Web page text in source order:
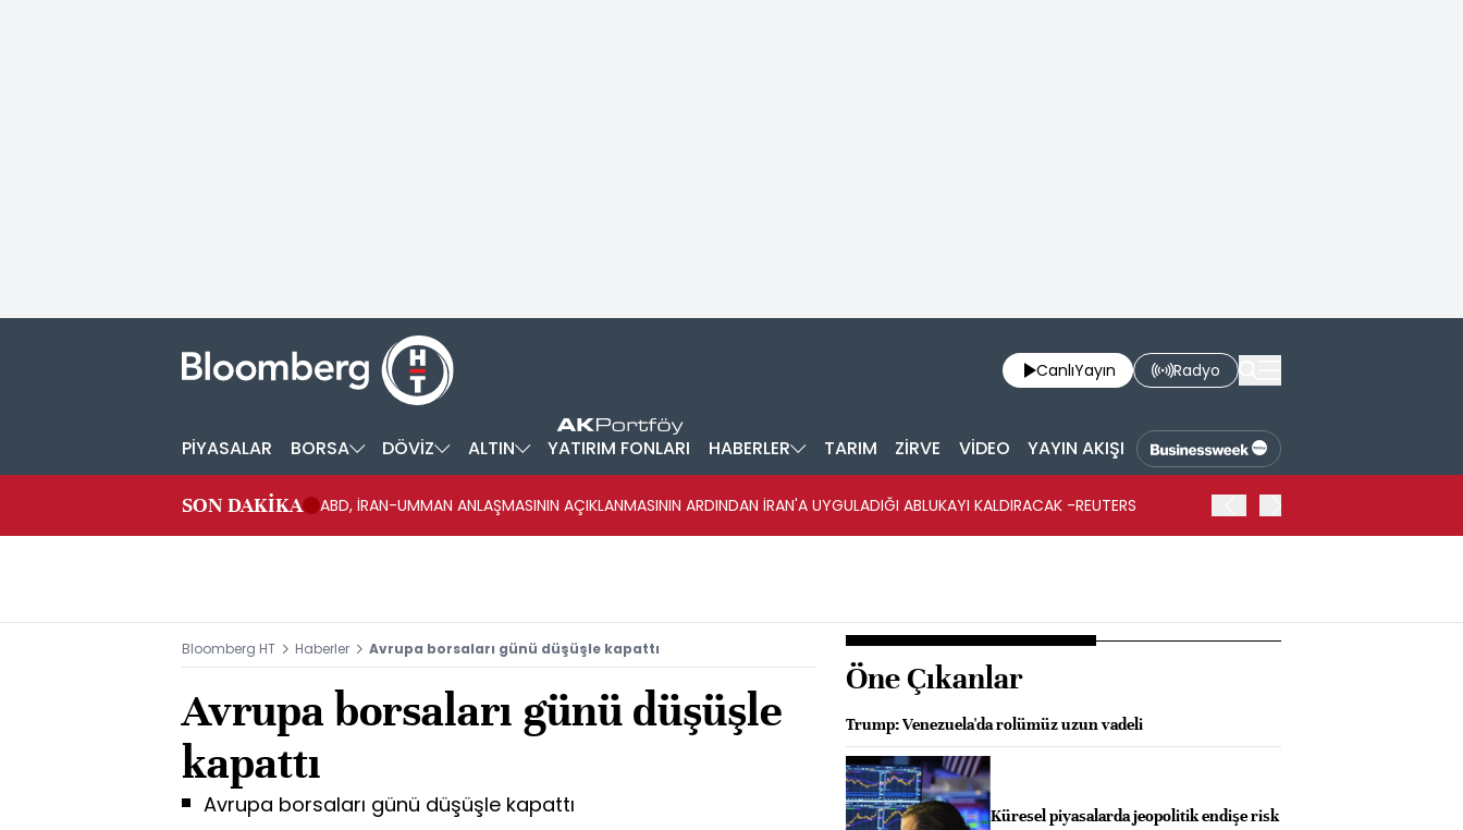
CanlıYayın Radyo
PİYASALAR BORSA DÖVİZ ALTIN YATIRIM FONLARI HABERLER TARIM ZİRVE VİDEO YAYIN AKIŞI
SON DAKİKA ABD, İRAN-UMMAN ANLAŞMASININ AÇIKLANMASININ ARDINDAN İRAN'A UYGULADIĞI ABLUKAYI KALDIRACAK -REUTERS
Bloomberg HT Haberler Avrupa borsaları günü düşüşle kapattı
Avrupa borsaları günü düşüşle
kapattı
Avrupa borsaları günü düşüşle kapattı
Öne Çıkanlar
Trump: Venezuela'da rolümüz uzun vadeli
Küresel piyasalarda jeopolitik endişe risk